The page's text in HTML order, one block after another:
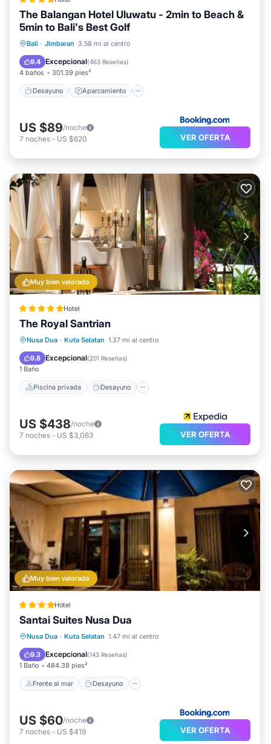
The Balangan Hotel Uluwatu - 2min to Beach &
5min to Bali's Best Golf
Bali · Jimbaran 3.58 mi al centro
9.4 Excepcional(463 Reseñas)
4 baños 301.39 pies²
Desayuno Aparcamiento
Desayuno Aparcamiento
Spa
US $89/noche
7 noches - US $620 VER OFERTA
Muy bien valorado
Hotel
The Royal Santrian
Nusa Dua · Kuta Selatan 1.37 mi al centro
9.8 Excepcional(201 Reseñas)
1 Baño
Piscina privada Desayuno
Piscina privada
Desayuno
Aparcamiento
US $438/noche
7 noches - US $3,063 VER OFERTA
Muy bien valorado
Hotel
Santai Suites Nusa Dua
Nusa Dua · Kuta Selatan 1.47 mi al centro
9.3 Excepcional(143 Reseñas)
1 Baño 484.38 pies²
Frente al mar Desayuno
Frente al mar
Desayuno
Aparcamiento
US $60/noche
7 noches - US $419 VER OFERTA